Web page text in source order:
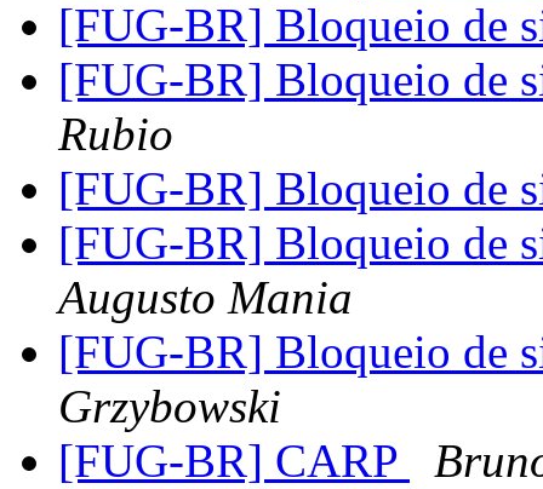
[FUG-BR] Bloqueio de
[FUG-BR] Bloqueio de
Rubio
[FUG-BR] Bloqueio de
[FUG-BR] Bloqueio de
Augusto Mania
[FUG-BR] Bloqueio de
Grzybowski
[FUG-BR] CARP